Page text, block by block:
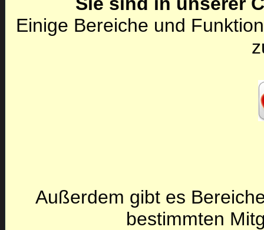
Einige Bereiche und
Außerdem gibt es
bestimmten